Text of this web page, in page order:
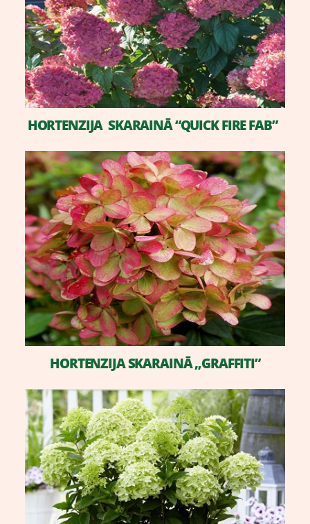
HORTENZIJA SKARAINĀ “QUICK FIRE FAB”
​HORTENZIJA SKARAINĀ „GRAFFITI”